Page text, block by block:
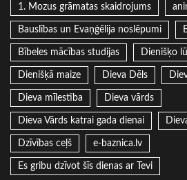
1. Mozus grāmatas skaidrojums
Bauslības un Evaņģēlija noslēpumi
Bībeles mācības studijas Dienišķo
Dienišķā maize Dieva Dēls
Dieva mīlestība Dieva vārds
Dieva Vārds katrai gada dienai
Dzīvības ceļš e-baznica.lv
Es gribu dzīvot šīs dienas ar Tevi